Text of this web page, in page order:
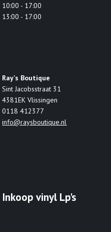
10:00 - 17:00
13:00 - 17:00
Ray's Boutique
Sint Jacobsstraat 31
4381EK Vlissingen
0118 412377
info@raysboutique.nl
Inkoop vinyl Lp's